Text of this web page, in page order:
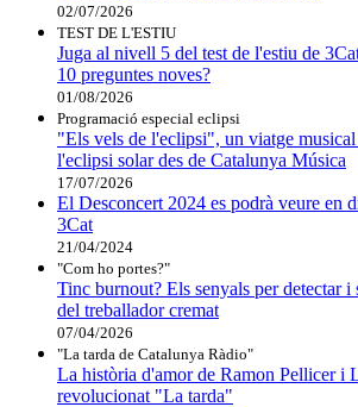
02/07/2026
TEST DE L'ESTIU
Juga al nivell 5 del test de l'estiu de
10 preguntes noves?
01/08/2026
Programació especial eclipsi
"Els vels de l'eclipsi", un viatge
l'eclipsi solar des de Catalunya Música
17/07/2026
El Desconcert 2024 es podrà veure en
3Cat
21/04/2024
"Com ho portes?"
Tinc burnout? Els senyals per detectar i
del treballador cremat
07/04/2026
"La tarda de Catalunya Ràdio"
La història d'amor de Ramon Pellicer i
revolucionat "La tarda"